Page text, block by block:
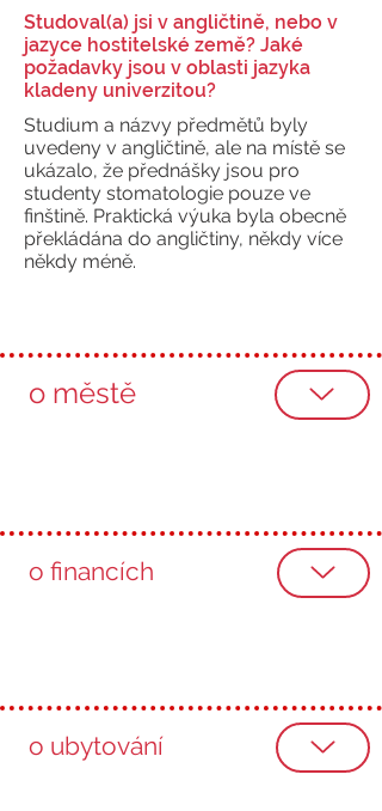
Studoval(a) jsi v angličtině, nebo v
jazyce hostitelské země? Jaké
požadavky jsou v oblasti jazyka
kladeny univerzitou?
Studium a názvy předmětů byly
uvedeny v angličtině, ale na místě se
ukázalo, že přednášky jsou pro
studenty stomatologie pouze ve
finštině. Praktická výuka byla obecně
překládána do angličtiny, někdy více
někdy méně.
o městě
o financích
o ubytování